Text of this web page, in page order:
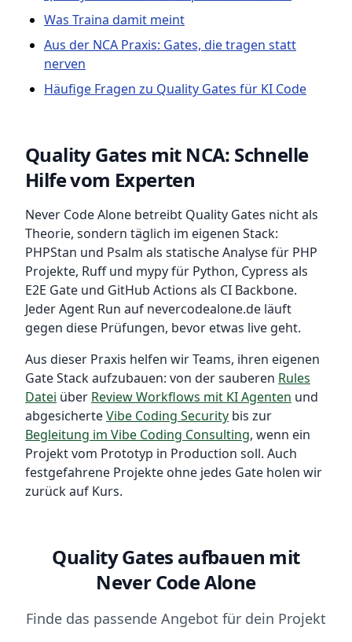
Was Traina damit meint
Aus der NCA Praxis: Gates, die tragen statt
nerven
Häufige Fragen zu Quality Gates für KI Code
Quality Gates mit NCA: Schnelle
Hilfe vom Experten
Never Code Alone betreibt Quality Gates nicht als
Theorie, sondern täglich im eigenen Stack:
PHPStan und Psalm als statische Analyse für PHP
Projekte, Ruff und mypy für Python, Cypress als
E2E Gate und GitHub Actions als CI Backbone.
Jeder Agent Run auf nevercodealone.de läuft
gegen diese Prüfungen, bevor etwas live geht.
Aus dieser Praxis helfen wir Teams, ihren eigenen
Gate Stack aufzubauen: von der sauberen Rules
Datei über Review Workflows mit KI Agenten und
abgesicherteVibe Coding Security bis zur
Begleitung im Vibe Coding Consulting, wenn ein
Projekt vom Prototyp in Production soll. Auch
festgefahrene Projekte ohne jedes Gate holen wir
zurück auf Kurs.
Quality Gates aufbauen mit
Never Code Alone
Finde das passende Angebot für dein Projekt